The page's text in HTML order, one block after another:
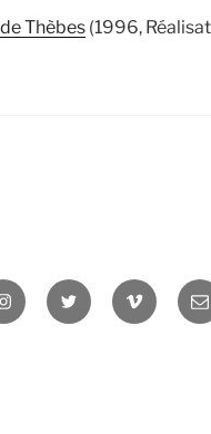
Thèbes (1996,
Twitter Vimeo